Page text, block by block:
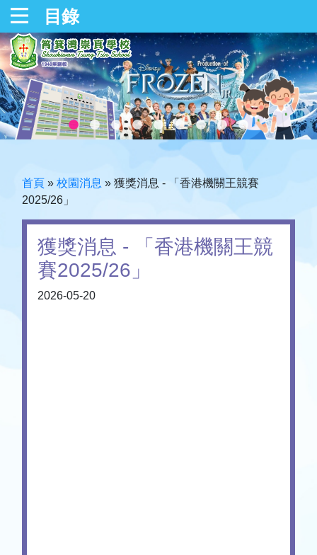
目錄
首頁 » 校園消息 » 獲獎消息 - 「香港機關王競賽
2025/26」
獲獎消息 - 「香港機關王競
賽2025/26」
2026-05-20